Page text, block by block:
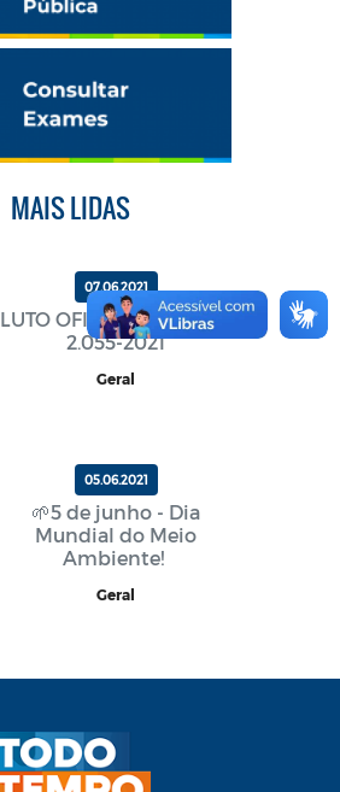
MAIS LIDAS
07.06.2021
LUTO OFICIAL DECRETO
2.055-2021
Geral
05.06.2021
🌱5 de junho - Dia
Mundial do Meio
Ambiente!
Geral